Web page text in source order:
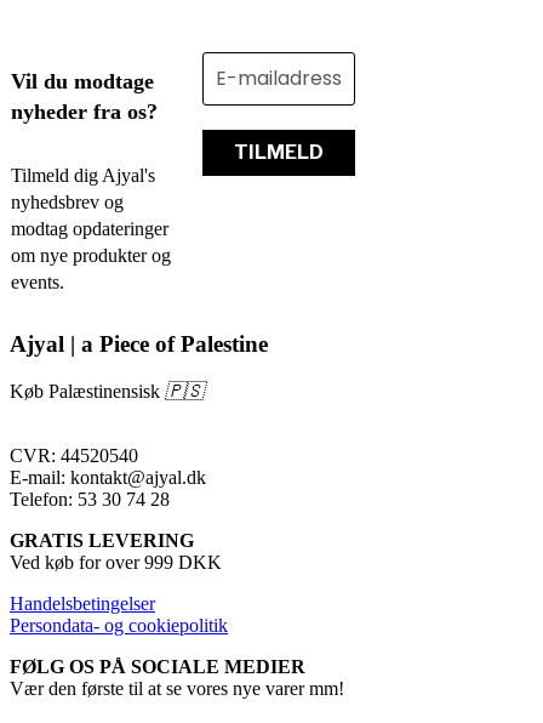
Vil du modtage
nyheder fra os?
Tilmeld dig Ajyal's
nyhedsbrev og
modtag opdateringer
om nye produkter og
events.
Ajyal | a Piece of Palestine
Køb Palæstinensisk 🇵🇸
CVR: 44520540
E-mail: kontakt@ajyal.dk
Telefon: 53 30 74 28
GRATIS LEVERING
Ved køb for over 999 DKK
Handelsbetingelser
Persondata- og cookiepolitik
FØLG OS PÅ SOCIALE MEDIER
Vær den første til at se vores nye varer mm!